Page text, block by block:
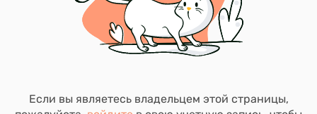
Если вы являетесь владельцем этой страницы,